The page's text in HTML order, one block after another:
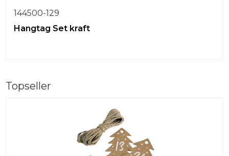
144500-129
Hangtag Set kraft
Topseller